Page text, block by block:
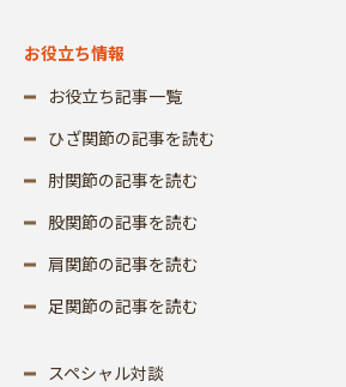
お役立ち情報
お役立ち記事一覧
ひざ関節の記事を読む
肘関節の記事を読む
股関節の記事を読む
肩関節の記事を読む
足関節の記事を読む
スペシャル対談